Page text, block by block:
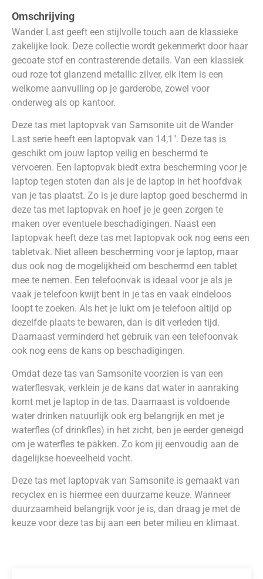
Omschrijving
Wander Last geeft een stijlvolle touch aan de klassieke
zakelijke look. Deze collectie wordt gekenmerkt door haar
gecoate stof en contrasterende details. Van een klassiek
oud roze tot glanzend metallic zilver, elk item is een
welkome aanvulling op je garderobe, zowel voor
onderweg als op kantoor.
Deze tas met laptopvak van Samsonite uit de Wander
Last serie heeft een laptopvak van 14,1″. Deze tas is
geschikt om jouw laptop veilig en beschermd te
vervoeren. Een laptopvak biedt extra bescherming voor je
laptop tegen stoten dan als je de laptop in het hoofdvak
van je tas plaatst. Zo is je dure laptop goed beschermd in
deze tas met laptopvak en hoef je je geen zorgen te
maken over eventuele beschadigingen. Naast een
laptopvak heeft deze tas met laptopvak ook nog eens een
tabletvak. Niet alleen bescherming voor je laptop, maar
dus ook nog de mogelijkheid om beschermd een tablet
mee te nemen. Een telefoonvak is ideaal voor je als je
vaak je telefoon kwijt bent in je tas en vaak eindeloos
loopt te zoeken. Als het je lukt om je telefoon altijd op
dezelfde plaats te bewaren, dan is dit verleden tijd.
Daarnaast verminderd het gebruik van een telefoonvak
ook nog eens de kans op beschadigingen.
Omdat deze tas van Samsonite voorzien is van een
waterflesvak, verklein je de kans dat water in aanraking
komt met je laptop in de tas. Daarnaast is voldoende
water drinken natuurlijk ook erg belangrijk en met je
waterfles (of drinkfles) in het zicht, ben je eerder geneigd
om je waterfles te pakken. Zo kom jij eenvoudig aan de
dagelijkse hoeveelheid vocht.
Deze tas met laptopvak van Samsonite is gemaakt van
recyclex en is hiermee een duurzame keuze. Wanneer
duurzaamheid belangrijk voor je is, dan draag je met de
keuze voor deze tas bij aan een beter milieu en klimaat.